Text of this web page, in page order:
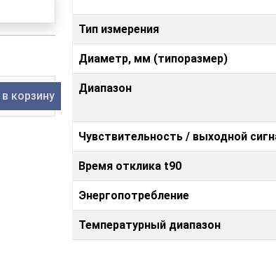
корзину
Тип измерения
Диаметр, мм (типоразмер)
Диапазон
Чувствительность / выходной
Время отклика t90
Энергопотребление
Температурный диапазон